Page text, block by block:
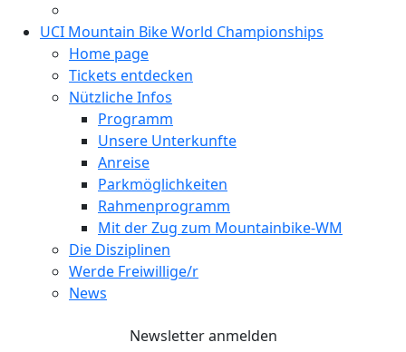
UCI Mountain Bike World Championships
Home page
Tickets entdecken
Nützliche Infos
Programm
Unsere Unterkunfte
Anreise
Parkmöglichkeiten
Rahmenprogramm
Mit der Zug zum Mountainbike-WM
Die Disziplinen
Werde Freiwillige/r
News
Newsletter anmelden